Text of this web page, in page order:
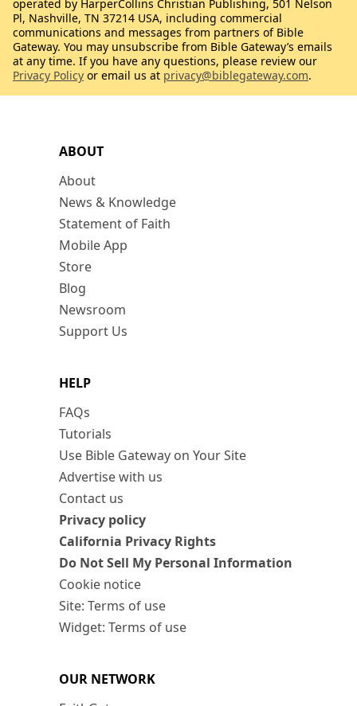
ABOUT
About
News & Knowledge
Statement of Faith
Mobile App
Store
Blog
Newsroom
Support Us
HELP
FAQs
Tutorials
Use Bible Gateway on Your Site
Advertise with us
Contact us
Privacy policy
California Privacy Rights
Do Not Sell My Personal Information
Cookie notice
Site: Terms of use
Widget: Terms of use
OUR NETWORK
operated by HarperCollins Christian Publishing, 501 Nelson
Pl, Nashville, TN 37214 USA, including commercial
communications and messages from partners of Bible
Gateway. You may unsubscribe from Bible Gateway’s emails
at any time. If you have any questions, please review our
Privacy Policy or email us at privacy@biblegateway.com.